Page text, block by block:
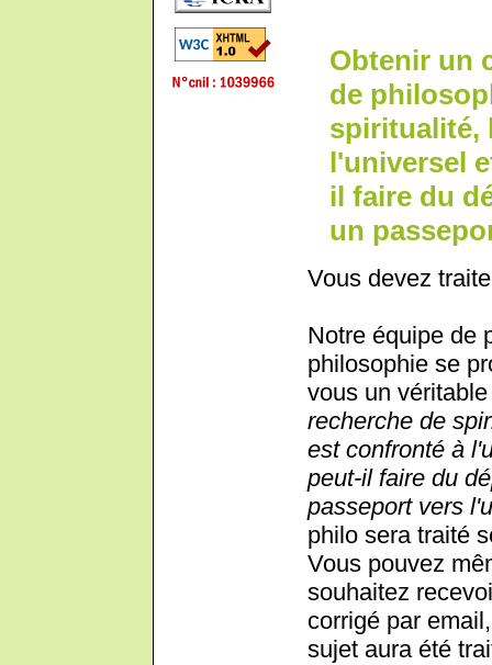
Obtenir un
de
spiritualité,
l'universel
il faire du
un
Vous devez
Notre équipe de
philosophie se
vous un
recherche de
est confronté à
peut-il faire du
passeport vers
philo sera traité
Vous pouvez
souhaitez
corrigé par
sujet aura été